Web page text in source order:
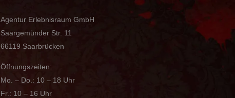
Agentur Erlebnisraum GmbH
Saargemünder Str. 11
66119 Saarbrücken
Öffnungszeiten:
Mo. – Do.: 10 – 18 Uhr
Fr.: 10 – 16 Uhr